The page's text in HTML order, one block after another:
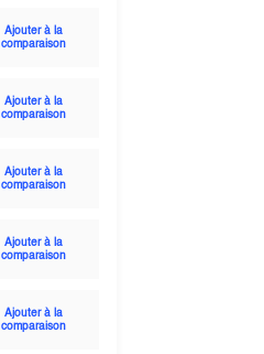
Ajouter à la
comparaison
Ajouter à la
comparaison
Ajouter à la
comparaison
Ajouter à la
comparaison
Ajouter à la
comparaison